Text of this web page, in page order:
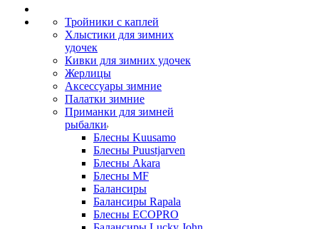
Тройники с каплей
Хлыстики для зимних
удочек
Кивки для зимних удочек
Жерлицы
Аксессуары зимние
Палатки зимние
Приманки для зимней
рыбалки
Блесны Kuusamo
Блесны Puustjarven
Блесны Akara
Блесны MF
Балансиры
Балансиры Rapala
Блесны ECOPRO